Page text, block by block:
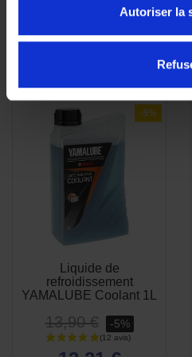
Autoriser la
-5%
Liquide de
refroidissement
YAMALUBE Coolant 1L
13,90 € -5%
APERÇU
RAPIDE